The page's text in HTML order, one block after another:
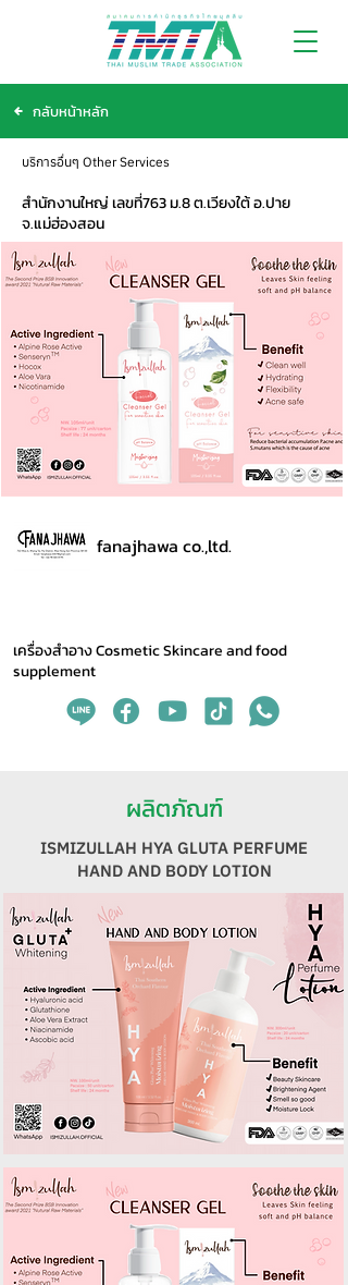
กลับหน้าหลัก
บริการอื่นๆ Other Services
สำนักงานใหญ่ เลขที่763 ม.8 ต.เวียงใต้ อ.ปาย
จ.แม่ฮ่องสอน
fanajhawa co.,ltd.
เครื่องสำอาง Cosmetic Skincare and food
supplement
ผลิตภัณฑ์
ISMIZULLAH HYA GLUTA PERFUME
HAND AND BODY LOTION